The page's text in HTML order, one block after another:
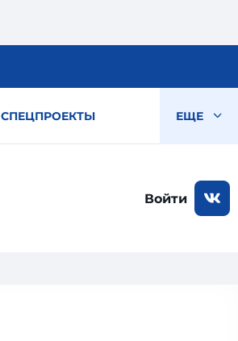
СПЕЦПРОЕКТЫ ЕЩЕ
Войти